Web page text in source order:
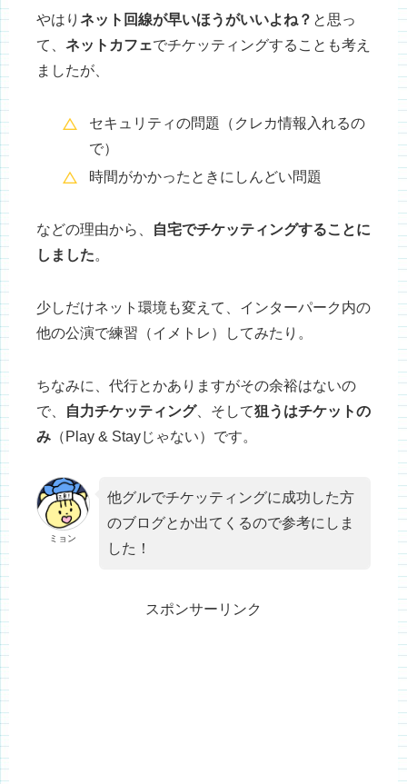
やはり ネット回線が早いほうがいいよね？ と思っ
て、 ネットカフェでチケッティングすることも考え
ましたが、
セキュリティの問題（クレカ情報入れるの
で）
時間がかかったときにしんどい問題
などの理由から、
自宅でチケッティングすることに
しました。
少しだけネット環境も変えて、インターパーク内の
他の公演で練習（イメトレ）してみたり。
ちなみに、代行とかありますがその余裕はないの
で、
自力チケッティング、そして狙うはチケットの
み （Play & Stayじゃない）です。
ミョン
他グルでチケッティングに成功した方
のブログとか出てくるので参考にしま
した！
スポンサーリンク